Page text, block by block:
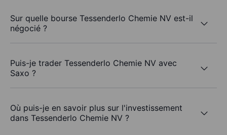
Sur quelle bourse Tessenderlo Chemie NV est-il
négocié ?
Puis-je trader Tessenderlo Chemie NV avec
Saxo ?
Où puis-je en savoir plus sur l'investissement
dans Tessenderlo Chemie NV ?